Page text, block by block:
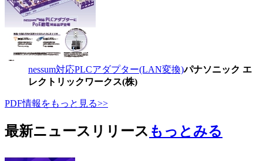
nessum対応PLCアダプター(LAN変換)パナソニック エ
レクトリックワークス(株)
PDF情報をもっと見る>>
最新ニュースリリース もっとみる